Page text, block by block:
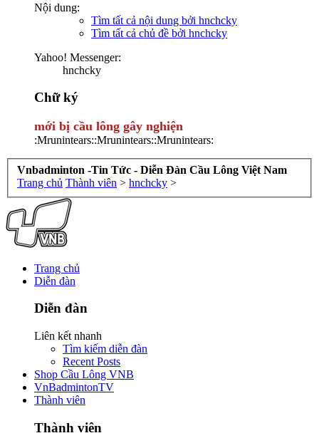
Nội dung:
Tìm tất cả nội dung bởi hnchcky
Tìm tất cả chủ đề bởi hnchcky
Yahoo! Messenger:
hnchcky
Chữ ký
mới bị cầu lông gây nghiện
:Mrunintears::Mrunintears::Mrunintears:
Vnbadminton -Tin Tức - Diễn Đàn Cầu Lông Việt Nam
Trang chủ Thành viên > hnchcky >
Trang chủ
Diễn đàn
Diễn đàn
Liên kết nhanh
Tìm kiếm diễn đàn
Recent Posts
Shop Cầu Lông VNB
VnBadmintonTV
Thành viên
Thành viên